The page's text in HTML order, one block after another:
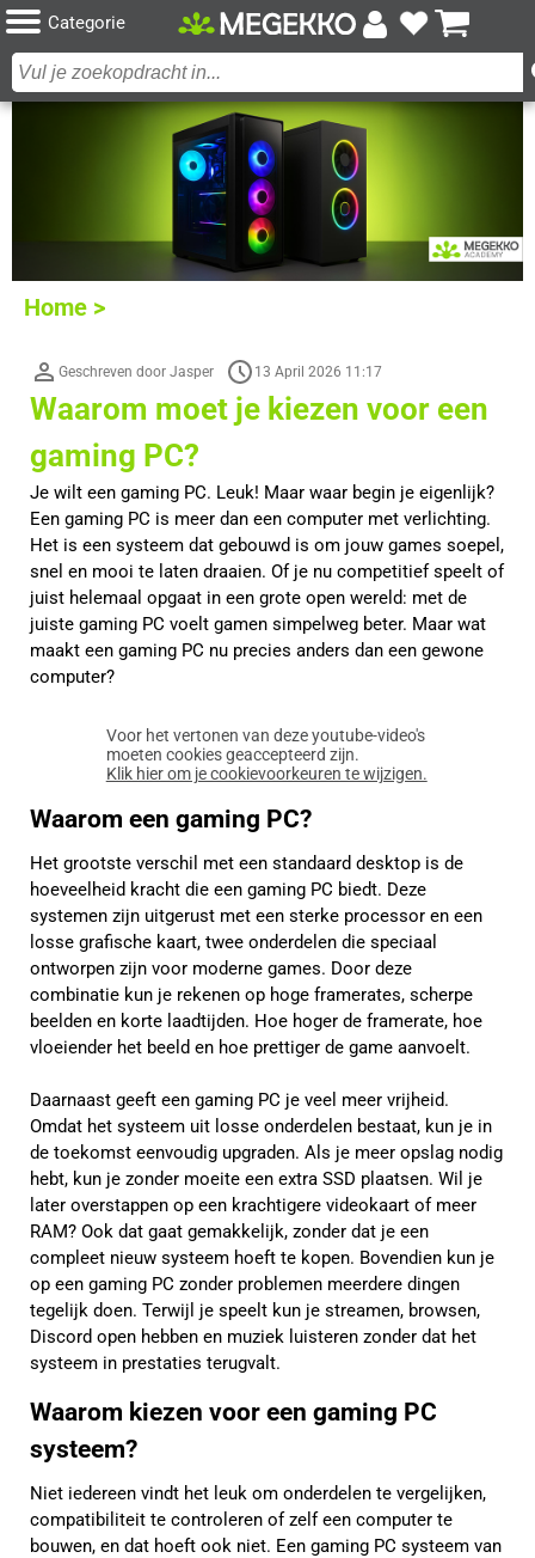
Categorie
Home >
Geschreven door Jasper 13 April 2026 11:17
Waarom moet je kiezen voor een
gaming PC?
Je wilt een gaming PC. Leuk! Maar waar begin je eigenlijk?
Een gaming PC is meer dan een computer met verlichting.
Het is een systeem dat gebouwd is om jouw games soepel,
snel en mooi te laten draaien. Of je nu competitief speelt of
juist helemaal opgaat in een grote open wereld: met de
juiste gaming PC voelt gamen simpelweg beter. Maar wat
maakt een gaming PC nu precies anders dan een gewone
computer?
Voor het vertonen van deze youtube-video's
moeten cookies geaccepteerd zijn.
Klik hier om je cookievoorkeuren te wijzigen.
Waarom een gaming PC?
Het grootste verschil met een standaard desktop is de
hoeveelheid kracht die een gaming PC biedt. Deze
systemen zijn uitgerust met een sterke processor en een
losse grafische kaart, twee onderdelen die speciaal
ontworpen zijn voor moderne games. Door deze
combinatie kun je rekenen op hoge framerates, scherpe
beelden en korte laadtijden. Hoe hoger de framerate, hoe
vloeiender het beeld en hoe prettiger de game aanvoelt.
Daarnaast geeft een gaming PC je veel meer vrijheid.
Omdat het systeem uit losse onderdelen bestaat, kun je in
de toekomst eenvoudig upgraden. Als je meer opslag nodig
hebt, kun je zonder moeite een extra SSD plaatsen. Wil je
later overstappen op een krachtigere videokaart of meer
RAM? Ook dat gaat gemakkelijk, zonder dat je een
compleet nieuw systeem hoeft te kopen. Bovendien kun je
op een gaming PC zonder problemen meerdere dingen
tegelijk doen. Terwijl je speelt kun je streamen, browsen,
Discord open hebben en muziek luisteren zonder dat het
systeem in prestaties terugvalt.
Waarom kiezen voor een gaming PC
systeem?
Niet iedereen vindt het leuk om onderdelen te vergelijken,
compatibiliteit te controleren of zelf een computer te
bouwen, en dat hoeft ook niet. Een gaming PC systeem van